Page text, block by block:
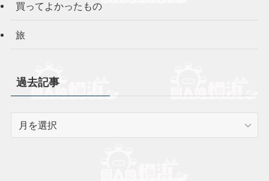
買ってよかったもの
旅
過去記事